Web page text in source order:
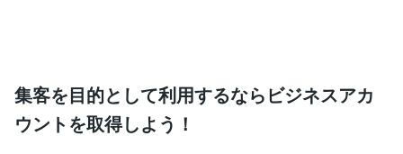
集客を目的として利用するならビジネスアカ
ウントを取得しよう！